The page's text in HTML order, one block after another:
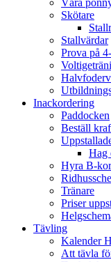
Våra
Skötare
Stallvärdar
Prova på
Inackordering
Paddocken
Beställ
Hag
Hyra B-
Tränare
Priser
Tävling
Kalender
Att tävla